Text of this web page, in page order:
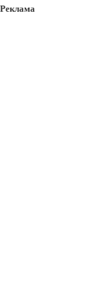
Реклама